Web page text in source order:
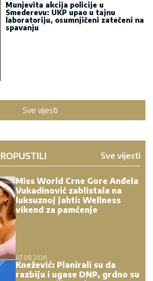
Munjevita akcija policije u
Smederevu: UKP upao u tajnu
laboratoriju, osumnjičeni zatečeni na
spavanju
Sve vijesti
Sve vijesti
Miss World Crne Gore Anđela
Vukadinović zablistala na
luksuznoj jahti: Wellness
vikend za pamćenje
07.08.2026.
Knežević: Planirali su da
razbiju i ugase DNP, grdno su